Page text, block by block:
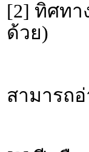
[2] ทิศท
ด้วย)
สามารถ